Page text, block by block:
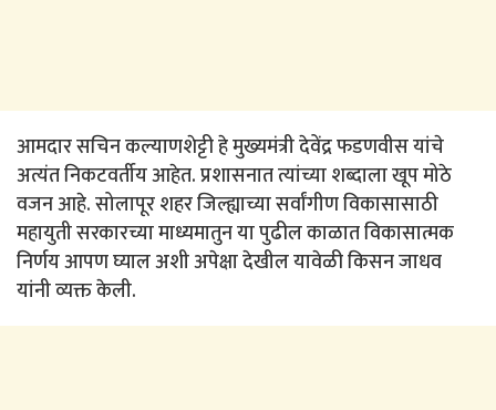
आमदार सचिन कल्याणशेट्टी हे मुख्यमंत्री देवेंद्र फडणवीस यांचे
अत्यंत निकटवर्तीय आहेत. प्रशासनात त्यांच्या शब्दाला खूप मोठे
वजन आहे. सोलापूर शहर जिल्ह्याच्या सर्वांगीण विकासासाठी
महायुती सरकारच्या माध्यमातुन या पुढील काळात विकासात्मक
निर्णय आपण घ्याल अशी अपेक्षा देखील यावेळी किसन जाधव
यांनी व्यक्त केली.